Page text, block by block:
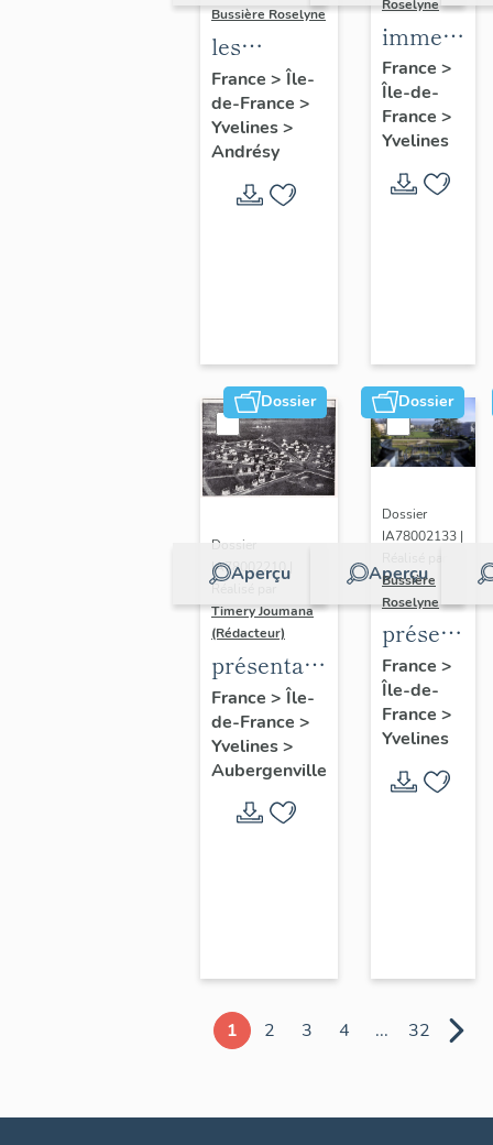
Bussière Roselyne
les
immeubles,
maisons et
fermes du
canton
d'Andrésy
France > Île-
de-France >
Yvelines>
Andrésy
Roselyne
maisons,
fermes
France >
Île-de-
France >
Yvelines
Dossier
Aperçu
Dossier
IA78002210 |
Réalisé par
Timery Joumana
(Rédacteur)
présentation
de l'étude
d'Elisabethville
France > Île-
de-France >
Yvelines>
Aubergenville
Dossier
Aperçu
Dossier
IA78002133 |
Bussière
Roselyne
du
diagnostic
et
France >
Île-de-
France >
Yvelines
1 2 3 4 ... 32